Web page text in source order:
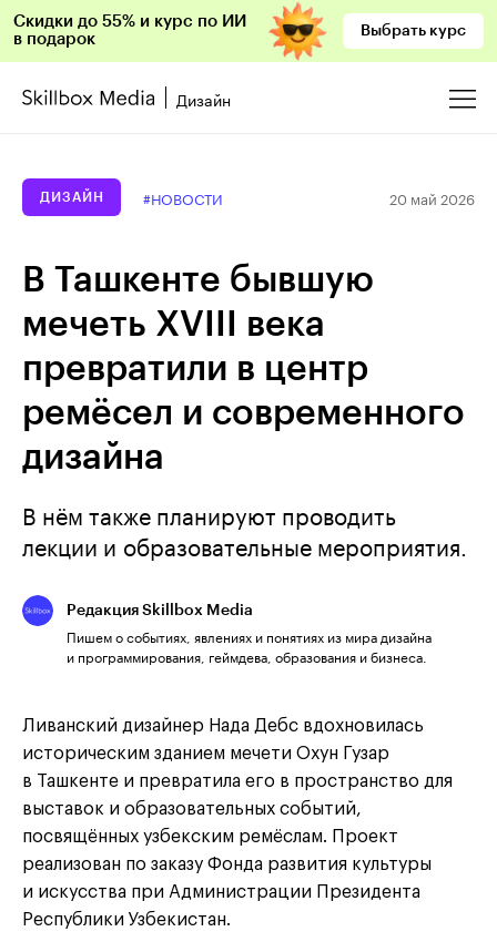
Скидки до 55% и курс по ИИ
в подарок
Выбрать курс
Дизайн
ДИЗАЙН #НОВОСТИ 20 май 2026
В Ташкенте бывшую
мечеть XVIII века
превратили в центр
ремёсел и современного
дизайна
В нём также планируют проводить
лекции и образовательные мероприятия.
Редакция Skillbox Media
Пишем о событиях, явлениях и понятиях из мира дизайна
и программирования, геймдева, образования и бизнеса.
Ливанский дизайнер Нада Дебс вдохновилась
историческим зданием мечети Охун Гузар
в Ташкенте и превратила его в пространство для
выставок и образовательных событий,
посвящённых узбекским ремёслам. Проект
реализован по заказу Фонда развития культуры
и искусства при Администрации Президента
Республики Узбекистан.